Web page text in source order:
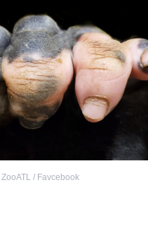
ZooATL / Favcebook